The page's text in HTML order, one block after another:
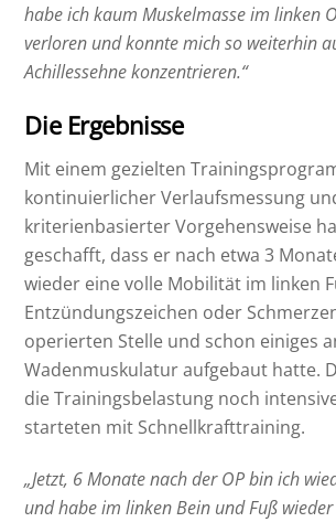
habe ich kaum Muskelmasse im linken
verloren und konnte mich so weiterhin
Achillessehne konzentrieren.“
Die Ergebnisse
Mit einem gezielten
kontinuierlicher Verlaufsmessung
kriterienbasierter Vorgehensweise
geschafft, dass er nach etwa 3
wieder eine volle Mobilität im linken
Entzündungszeichen oder
operierten Stelle und schon einiges
Wadenmuskulatur aufgebaut hatte.
die Trainingsbelastung noch
starteten mit Schnellkrafttraining.
„Jetzt, 6 Monate nach der OP bin ich
und habe im linken Bein und Fuß